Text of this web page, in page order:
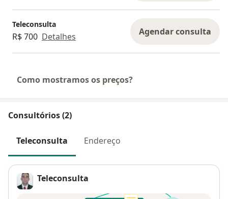
Teleconsulta
R$ 700 Detalhes Agendar consulta
Como mostramos os preços?
Consultórios (2)
Teleconsulta Endereço
Teleconsulta